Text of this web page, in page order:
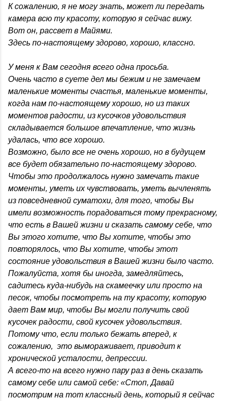
К сожалению, я не могу знать, может ли передать
камера всю ту красоту, которую я сейчас вижу.
Вот он, рассвет в Майями.
Здесь по-настоящему здорово, хорошо, классно.
У меня к Вам сегодня всего одна просьба.
Очень часто в суете дел мы бежим и не замечаем
маленькие моменты счастья, маленькие моменты,
когда нам по-настоящему хорошо, но из таких
моментов радости, из кусочков удовольствия
складывается большое впечатление, что жизнь
удалась, что все хорошо.
Возможно, было все не очень хорошо, но в будущем
все будет обязательно по-настоящему здорово.
Чтобы это продолжалось нужно замечать такие
моменты, уметь их чувствовать, уметь вычленять
из повседневной суматохи, для того, чтобы Вы
имели возможность порадоваться тому прекрасному,
что есть в Вашей жизни и сказать самому себе, что
Вы этого хотите, что Вы хотите, чтобы это
повторялось, что Вы хотите, чтобы этот
состояние удовольствия в Вашей жизни было часто.
Пожалуйста, хотя бы иногда, замедляйтесь,
садитесь куда-нибудь на скамеечку или просто на
песок, чтобы посмотреть на ту красоту, которую
дает Вам мир, чтобы Вы могли получить свой
кусочек радости, свой кусочек удовольствия.
Потому что, если только бежать вперед, к
сожалению, это вымораживает, приводит к
хронической усталости, депрессии.
А всего-то на всего нужно пару раз в день сказать
самому себе или самой себе: «Стоп, Давай
посмотрим на тот классный день, который я сейчас